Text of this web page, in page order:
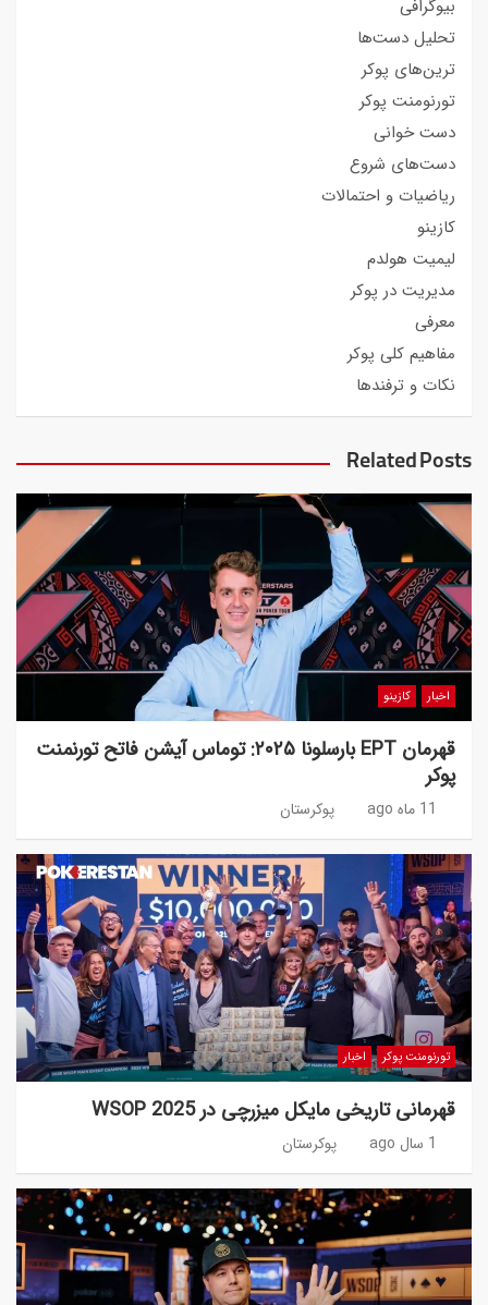
بیوگرافی
تحلیل دست‌ها
ترین‌های پوکر
تورنومنت پوکر
دست خوانی
دست‌های شروع
ریاضیات و احتمالات
کازینو
لیمیت هولدم
مدیریت در پوکر
معرفی
مفاهیم کلی پوکر
نکات و ترفندها
Related Posts
اخبار کازینو
قهرمان EPT بارسلونا ۲۰۲۵: توماس آیشن فاتح تورنمنت
پوکر
11 ماه ago پوکرستان
تورنومنت پوکر اخبار
قهرمانی تاریخی مایکل میزرچی در WSOP 2025
1 سال ago پوکرستان